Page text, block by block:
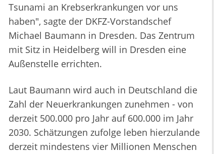
Tsunami an Krebserkrankungen vor uns
haben", sagte der DKFZ-Vorstandschef
Michael Baumann in Dresden. Das Zentrum
mit Sitz in Heidelberg will in Dresden eine
Außenstelle errichten.
Laut Baumann wird auch in Deutschland die
Zahl der Neuerkrankungen zunehmen - von
derzeit 500.000 pro Jahr auf 600.000 im Jahr
2030. Schätzungen zufolge leben hierzulande
derzeit mindestens vier Millionen Menschen